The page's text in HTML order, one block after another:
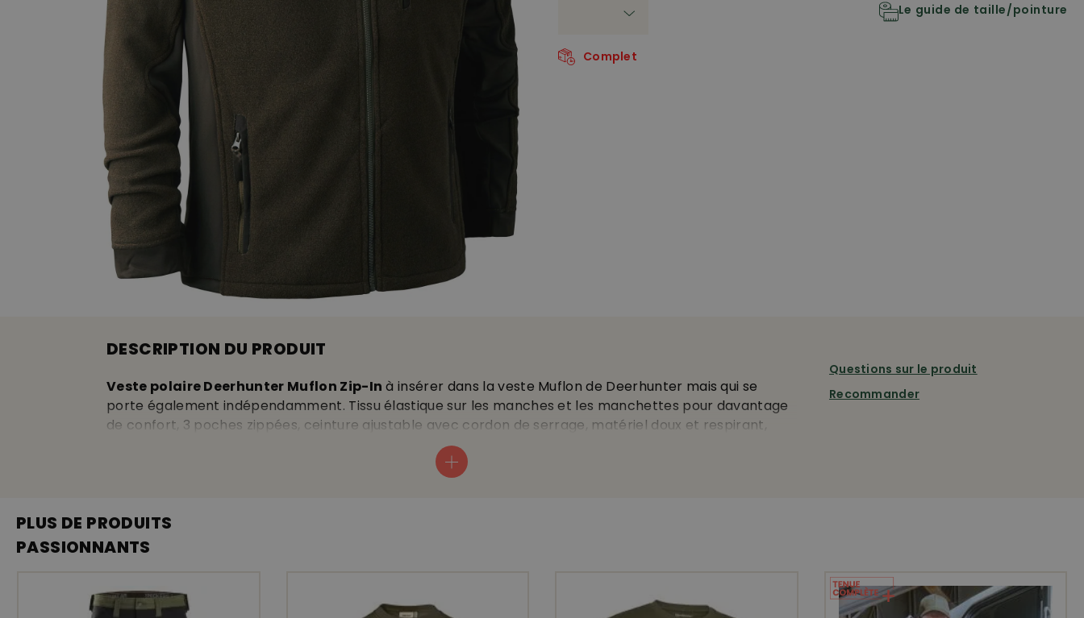
Le guide de taille/pointure
Complet
DESCRIPTION DU PRODUIT
Veste polaire Deerhunter Muflon Zip-In à insérer dans la veste Muflon de Deerhunter mais qui se
porte également indépendamment. Tissu élastique sur les manches et les manchettes pour davantage
de confort, 3 poches zippées, ceinture ajustable avec cordon de serrage, matériel doux et respirant,
Questions sur le produit
Recommander
PLUS DE PRODUITS
PASSIONNANTS